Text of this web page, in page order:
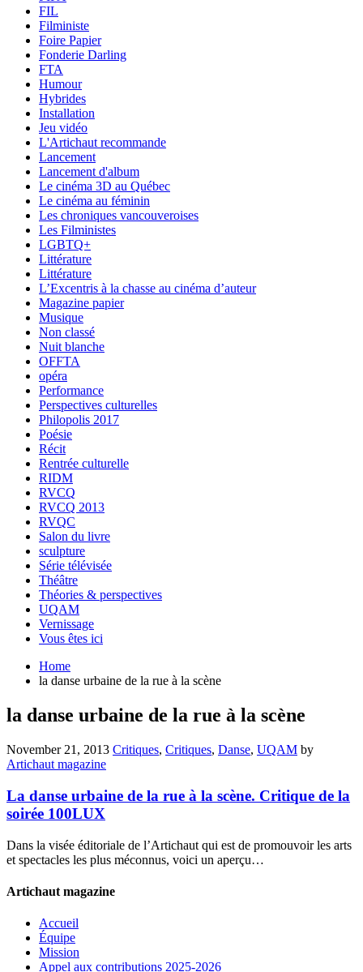
FIL
Filministe
Foire Papier
Fonderie Darling
FTA
Humour
Hybrides
Installation
Jeu vidéo
L'Artichaut recommande
Lancement
Lancement d'album
Le cinéma 3D au Québec
Le cinéma au féminin
Les chroniques vancouveroises
Les Filministes
LGBTQ+
Littérature
Littérature
L’Excentris à la chasse au cinéma d’auteur
Magazine papier
Musique
Non classé
Nuit blanche
OFFTA
opéra
Performance
Perspectives culturelles
Philopolis 2017
Poésie
Récit
Rentrée culturelle
RIDM
RVCQ
RVCQ 2013
RVQC
Salon du livre
sculpture
Série télévisée
Théâtre
Théories & perspectives
UQAM
Vernissage
Vous êtes ici
Home
la danse urbaine de la rue à la scène
la danse urbaine de la rue à la scène
November 21, 2013 Critiques, Critiques, Danse, UQAM by
Artichaut magazine
La danse urbaine de la rue à la scène. Critique de la
soirée 100LUX
Dans la visée éditoriale de l’Artichaut qui est de promouvoir les arts
et spectacles les plus méconnus, voici un aperçu…
Artichaut magazine
Accueil
Équipe
Mission
Appel aux contributions 2025-2026